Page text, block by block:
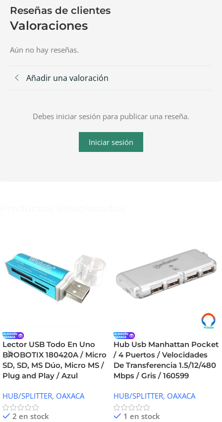
Reseñas de clientes
Valoraciones
Aún no hay reseñas.
Añadir una valoración
Debes iniciar sesión para publicar una reseña.
Iniciar sesión
Lector USB Todo En Uno
BROBOTIX 180420A / Micro
SD, SD, MS Dúo, Micro MS /
Plug and Play / Azul
HUB/SPLITTER, OAXACA
2 en stock
Hub Usb Manhattan Pocket
/ 4 Puertos / Velocidades
De Transferencia 1.5/12/480
Mbps / Gris / 160599
HUB/SPLITTER, OAXACA
1 en stock